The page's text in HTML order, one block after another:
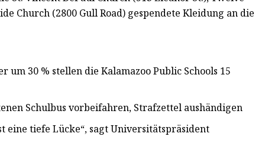
Church (2800 Gull Road) gespendete Kleidung an die
30 % stellen die Kalamazoo Public Schools 15
Schulbus vorbeifahren, Strafzettel aushändigen
eine tiefe Lücke“, sagt Universitätspräsident